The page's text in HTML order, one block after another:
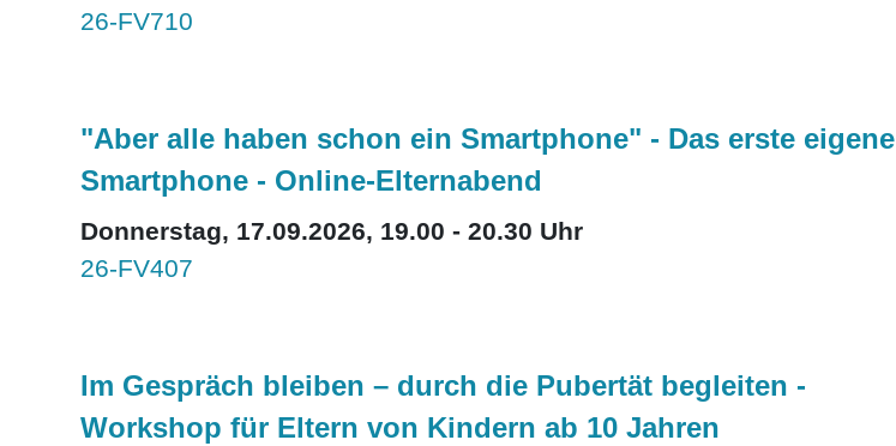
26-FV710
"Aber alle haben schon ein Smartphone" - Das erste eigene
Smartphone - Online-Elternabend
Donnerstag, 17.09.2026, 19.00 - 20.30 Uhr
26-FV407
Im Gespräch bleiben – durch die Pubertät begleiten -
Workshop für Eltern von Kindern ab 10 Jahren